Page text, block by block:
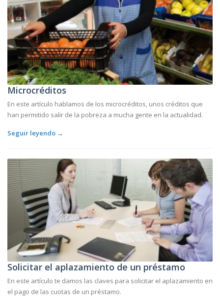
Microcréditos
En este artículo hablamos de los microcréditos, unos créditos que
han permitido salir de la pobreza a mucha gente en la actualidad.
Seguir leyendo →
Solicitar el aplazamiento de un préstamo
En este artículo te damos las claves para solicitar el aplazamiento en
el pago de las cuotas de un préstamo.